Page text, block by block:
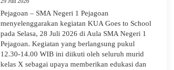
Pejagoan – SMA Negeri 1 Pejagoan
menyelenggarakan kegiatan KUA Goes to School
pada Selasa, 28 Juli 2026 di Aula SMA Negeri 1
Pejagoan. Kegiatan yang berlangsung pukul
12.30-14.00 WIB ini diikuti oleh seluruh murid
kelas X sebagai upaya memberikan edukasi dan